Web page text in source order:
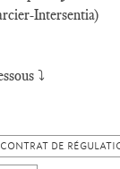
Intersentia)
⤵️
CONTRAT DE